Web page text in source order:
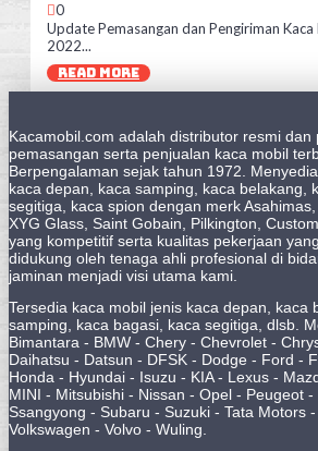
0
Update Pemasangan dan Pengiriman
2022...
READ MORE
Kacamobil.com adalah distributor resmi dan
pemasangan serta penjualan kaca mobil
Berpengalaman sejak tahun 1972.
kaca depan, kaca samping, kaca belakang,
segitiga, kaca spion dengan merk
XYG Glass, Saint Gobain, Pilkington,
yang kompetitif serta kualitas pekerjaan
didukung oleh tenaga ahli profesional di
jaminan menjadi visi utama kami.
Tersedia kaca mobil jenis kaca depan, kaca
samping, kaca bagasi, kaca segitiga, dlsb.
Bimantara - BMW - Chery - Chevrolet -
Daihatsu - Datsun - DFSK - Dodge - Ford -
Honda - Hyundai - Isuzu - KIA - Lexus -
MINI - Mitsubishi - Nissan - Opel - Peugeot
Ssangyong - Subaru - Suzuki - Tata Motors
Volkswagen - Volvo - Wuling.